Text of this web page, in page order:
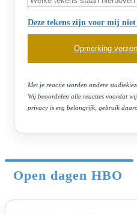
Deze tekens zijn voor mij niet
Met je reactie worden andere
Wij beoordelen alle reacties voordat
privacy is erg belangrijk, gebruik
Open dagen HBO